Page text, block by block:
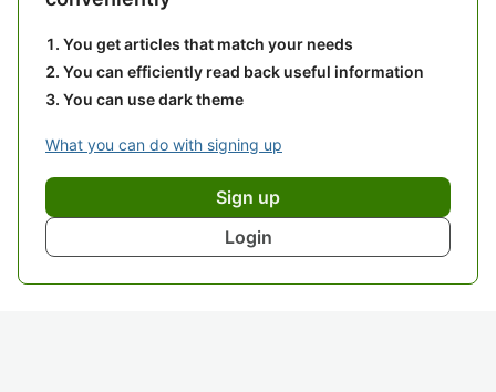
You get articles that match your needs
You can efficiently read back useful information
You can use dark theme
What you can do with signing up
Sign up
Login